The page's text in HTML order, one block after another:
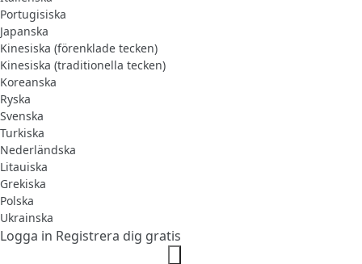
Portugisiska
Japanska
Kinesiska (förenklade tecken)
Kinesiska (traditionella tecken)
Koreanska
Ryska
Svenska
Turkiska
Nederländska
Litauiska
Grekiska
Polska
Ukrainska
Logga in Registrera dig gratis